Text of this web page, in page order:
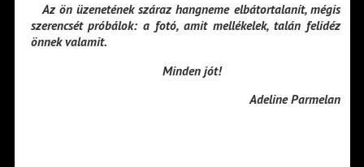
Az ön üzenetének száraz hangneme elbátortalanít, mégis
szerencsét próbálok: a fotó, amit mellékelek, talán felidéz
önnek valamit.
Minden jót!
Adeline Parmelan